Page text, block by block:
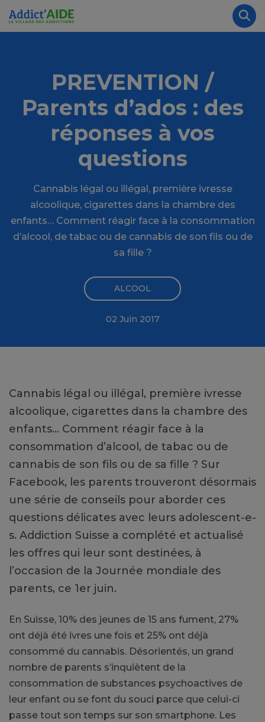
Aller au contenu principal
PREVENTION /
Parents d’ados : des
réponses à vos
questions
Cannabis légal ou illégal, première ivresse
alcoolique, cigarettes dans la chambre des
enfants… Comment réagir face à la consommation
d’alcool, de tabac ou de cannabis de son fils ou de
sa fille ?
ALCOOL
02 Juin 2017
Cannabis légal ou illégal, première ivresse
alcoolique, cigarettes dans la chambre des
enfants… Comment réagir face à la
consommation d’alcool, de tabac ou de
cannabis de son fils ou de sa fille ? Sur
Facebook, les parents trouveront désormais
une série de conseils pour aborder ces
questions délicates avec leurs adolescent-e-
s. Addiction Suisse a complété et actualisé
les offres qui leur sont destinées, à
l’occasion de la Journée mondiale des
parents, ce 1er juin.
En Suisse, 10% des jeunes de 15 ans fument, 27%
ont déjà été ivres une fois et 25% ont déjà
consommé du cannabis. Désorientés, un grand
nombre de parents s’inquiètent de la
consommation de substances psychoactives de
leur enfant ou se font du souci parce que celui-ci
passe tout son temps sur son smartphone. Les
Panneau de gestion des cookies